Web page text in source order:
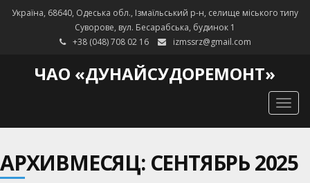
Україна, 68640, Одеська обл., Ізмаїльський р-н, селище міського типу
Суворове, вул. Бесарабська, будинок 1
+38 (048) 708 02 16
izmssrz@gmail.com
ЧАО «ДУНАЙСУДОРЕМОНТ»
АРХИВМЕСЯЦ: СЕНТЯБРЬ 2025